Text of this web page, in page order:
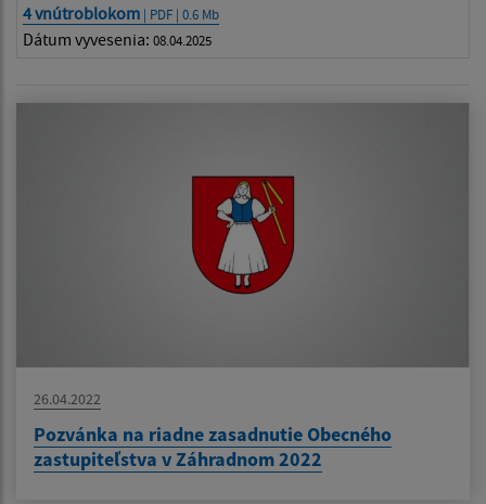
4 vnútroblokom | PDF | 0.6 Mb
Dátum vyvesenia: 08.04.2025
26.04.2022
Pozvánka na riadne zasadnutie Obecného
zastupiteľstva v Záhradnom 2022